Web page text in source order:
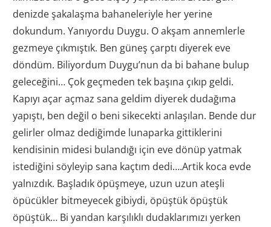
denizde şakalaşma bahaneleriyle her yerine
dokundum. Yanıyordu Duygu. O akşam annemlerle
gezmeye çıkmıştık. Ben güneş çarptı diyerek eve
döndüm. Biliyordum Duygu’nun da bi bahane bulup
geleceğini… Çok geçmeden tek başına çıkıp geldi.
Kapıyı açar açmaz sana geldim diyerek dudağıma
yapıştı, ben değil o beni sikecekti anlaşılan. Bende dur
gelirler olmaz dediğimde lunaparka gittiklerini
kendisinin midesi bulandığı için eve dönüp yatmak
istediğini söyleyip sana kaçtım dedi….Artik koca evde
yalnızdık. Başladık öpüşmeye, uzun uzun ateşli
öpücükler bitmeyecek gibiydi, öpüştük öpüştük
öpüştük… Bi yandan karşılıklı dudaklarımızı yerken